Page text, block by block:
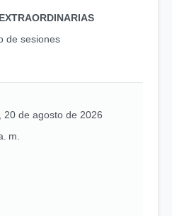
de sesiones
20 de agosto de 2026
m.